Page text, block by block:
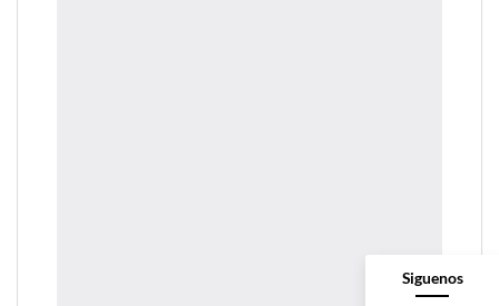
Siguenos